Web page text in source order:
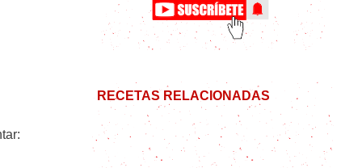
RECETAS RELACIONADAS
Pan de chocolate (con masa de
pizza): combinaciones raras de los
españoles